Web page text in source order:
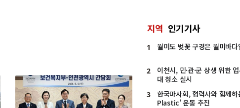
지역 인기기사
1 월미도 벚꽃 구경은 월미바
2
이천시, 민·관·군 상생 위한
대 청소 실시
3
한국마사회, 협력사와 함께
Plastic' 운동 추진